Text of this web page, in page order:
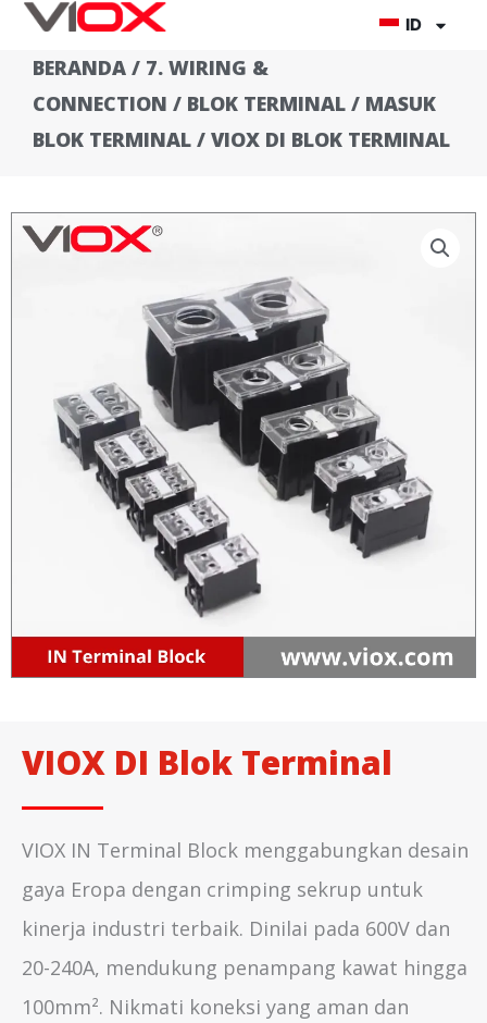
Lewati
konten
ID
BERANDA / 7. WIRING &
CONNECTION / BLOK TERMINAL / MASUK
BLOK TERMINAL / VIOX DI BLOK TERMINAL
VIOX DI Blok Terminal
VIOX IN Terminal Block menggabungkan desain
gaya Eropa dengan crimping sekrup untuk
kinerja industri terbaik. Dinilai pada 600V dan
20-240A, mendukung penampang kawat hingga
100mm². Nikmati koneksi yang aman dan